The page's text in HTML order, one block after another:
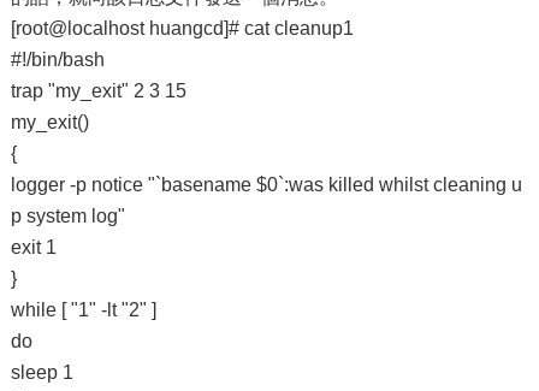
[root@localhost huangcd]# cat cleanup1
#!/bin/bash
trap "my_exit" 2 3 15
my_exit()
{
logger -p notice "`basename $0`:was killed whilst cleaning u
p system log"
exit 1
}
while [ "1" -lt "2" ]
do
sleep 1